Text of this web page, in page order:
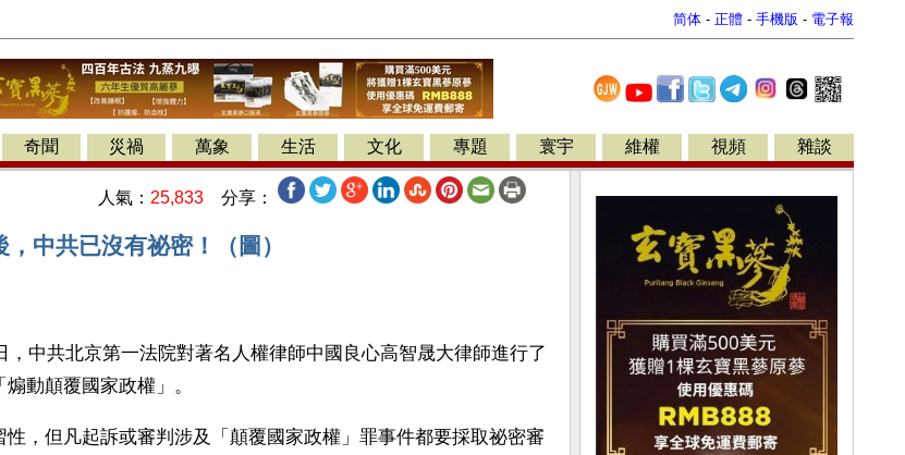
简体 - 正體 - 手機版 - 電子報
奇聞 災禍 萬象 生活 文化 專題 寰宇 維權 視頻 雜談
人氣： 25,833 分享：
，中共已沒有祕密！（圖）
，中共北京第一法院對著名人權律師中國良心高智晟大律師進行了
動顛覆國家政權」。
，但凡起訴或審判涉及「顛覆國家政權」罪事件都要採取祕密審